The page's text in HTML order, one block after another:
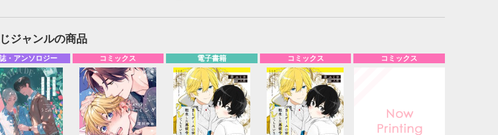
ジャンルの商品
・アンソロジー コミックス 電子書籍 コミックス コミックス